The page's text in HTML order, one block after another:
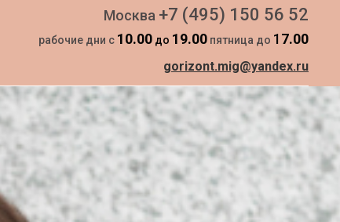
Москва +7 (495) 150 56 52
рабочие дни с 10.00 до 19.00 пятница до 17.00
gorizont.mig@yandex.ru